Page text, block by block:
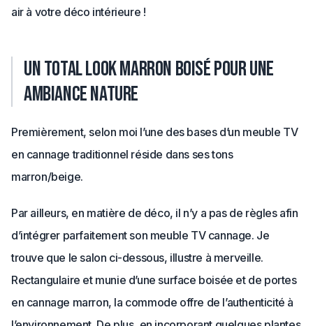
air à votre déco intérieure !
Un total look marron boisé pour une
ambiance nature
Premièrement, selon moi l’une des bases d’un meuble TV
en cannage traditionnel réside dans ses tons
marron/beige.
Par ailleurs, en matière de déco, il n’y a pas de règles afin
d’intégrer parfaitement son meuble TV cannage. Je
trouve que le salon ci-dessous, illustre à merveille.
Rectangulaire et munie d’une surface boisée et de portes
en cannage marron, la commode offre de l’authenticité à